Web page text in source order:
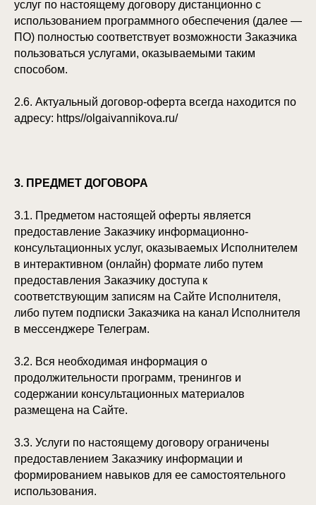
услуг по настоящему договору дистанционно с
использованием программного обеспечения (далее —
ПО) полностью соответствует возможности Заказчика
пользоваться услугами, оказываемыми таким
способом.
2.6. Актуальный договор-оферта всегда находится по
адресу: https//olgaivannikova.ru/
3. ПРЕДМЕТ ДОГОВОРА
3.1. Предметом настоящей оферты является
предоставление Заказчику информационно-
консультационных услуг, оказываемых Исполнителем
в интерактивном (онлайн) формате либо путем
предоставления Заказчику доступа к
соответствующим записям на Сайте Исполнителя,
либо путем подписки Заказчика на канал Исполнителя
в мессенджере Телеграм.
3.2. Вся необходимая информация о
продолжительности программ, тренингов и
содержании консультационных материалов
размещена на Сайте.
3.3. Услуги по настоящему договору ограничены
предоставлением Заказчику информации и
формированием навыков для ее самостоятельного
использования.